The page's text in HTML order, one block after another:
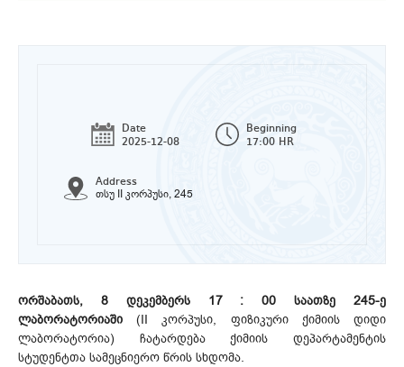
Date
2025-12-08
Beginning
17:00 HR
Address
თსუ II კორპუსი, 245
ორშაბათს, 8 დეკემბერს 17 : 00 საათზე 245-ე
ლაბორატორიაში(II კორპუსი, ფიზიკური ქიმიის დიდი
ლაბორატორია) ჩატარდება ქიმიის დეპარტამენტის
სტუდენტთა სამეცნიერო წრის სხდომა.